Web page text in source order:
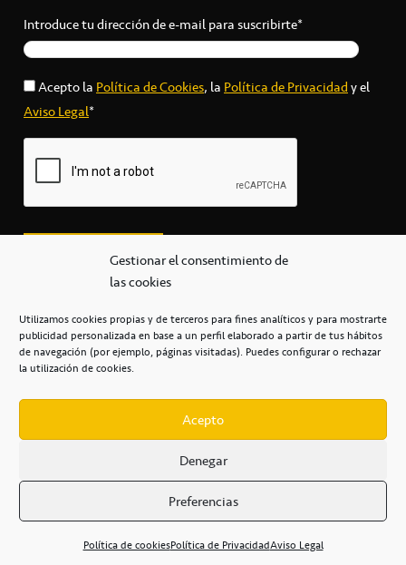
Gestionar el consentimiento de
las cookies
Utilizamos cookies propias y de terceros para fines analíticos y para mostrarte
publicidad personalizada en base a un perfil elaborado a partir de tus hábitos
de navegación (por ejemplo, páginas visitadas). Puedes configurar o rechazar
la utilización de cookies.
Acepto
Denegar
Preferencias
Política de cookiesPolítica de PrivacidadAviso Legal
Introduce tu dirección de e-mail para suscribirte*
Acepto laPolítica de Cookies, laPolítica de Privacidady el
Aviso Legal*
secretaria@cbcanarias.es
+34 922 253 684
Casa del Deporte / 38108 – La Laguna
POLÍTICA DE PRIVACIDAD / POLÍTICA DE COOKIES /
AVISO LEGAL / CONDICIONES